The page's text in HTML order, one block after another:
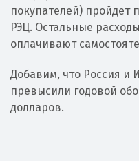
покупателей) пройдет
РЭЦ. Остальные
оплачивают
Добавим, что Россия и
превысили годовой
долларов.